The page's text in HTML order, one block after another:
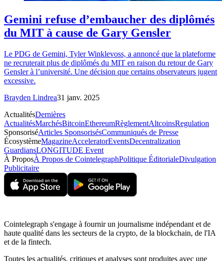
Gemini refuse d’embaucher des diplômés
du MIT à cause de Gary Gensler
Le PDG de Gemini, Tyler Winklevoss, a annoncé que la plateforme
ne recruterait plus de diplômés du MIT en raison du retour de Gary
Gensler à l’université. Une décision que certains observateurs jugent
excessive.
Brayden Lindrea31 janv. 2025
ActualitésDernières
ActualitésMarchésBitcoinEthereumRèglementAltcoinsRegulation
SponsoriséArticles SponsorisésCommuniqués de Presse
ÉcosystèmeMagazineAcceleratorEventsDecentralization
GuardiansLONGITUDE Event
À ProposÀ Propos de CointelegraphPolitique ÉditorialeDivulgation
Publicitaire
Cointelegraph s'engage à fournir un journalisme indépendant et de
haute qualité dans les secteurs de la crypto, de la blockchain, de l'IA
et de la fintech.
Toutes les actualités, critiques et analyses sont produites avec une